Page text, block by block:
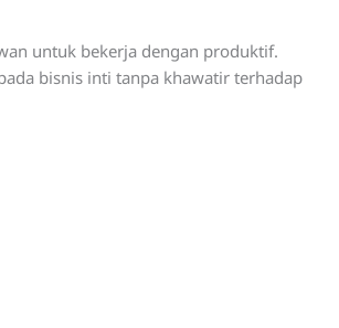
untuk bekerja dengan produktif.
bisnis inti tanpa khawatir terhadap